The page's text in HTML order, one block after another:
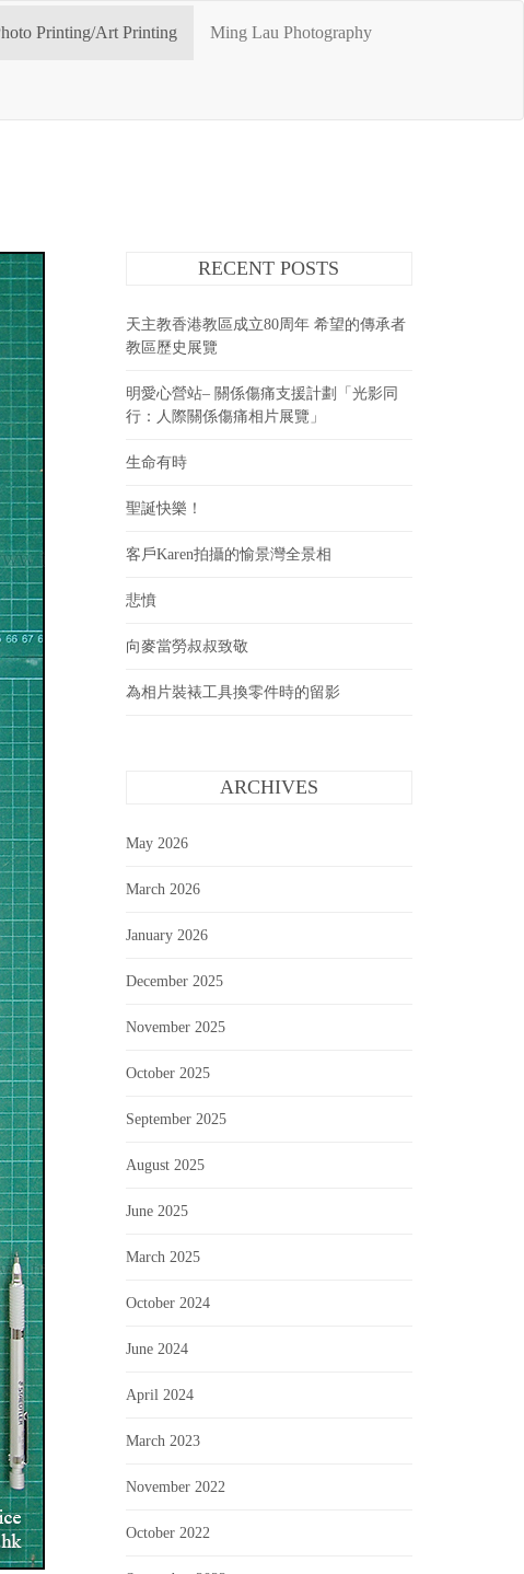
Printing/Art Printing Ming Lau Photography
RECENT POSTS
天主教香港教區成立80周年 希望的傳承者
教區歷史展覽
明愛心營站– 關係傷痛支援計劃「光影同
行：人際關係傷痛相片展覽」
生命有時
聖誕快樂！
客戶Karen拍攝的愉景灣全景相
悲憤
向麥當勞叔叔致敬
為相片裝裱工具換零件時的留影
ARCHIVES
May 2026
March 2026
January 2026
December 2025
November 2025
October 2025
September 2025
August 2025
June 2025
March 2025
October 2024
June 2024
April 2024
March 2023
November 2022
October 2022